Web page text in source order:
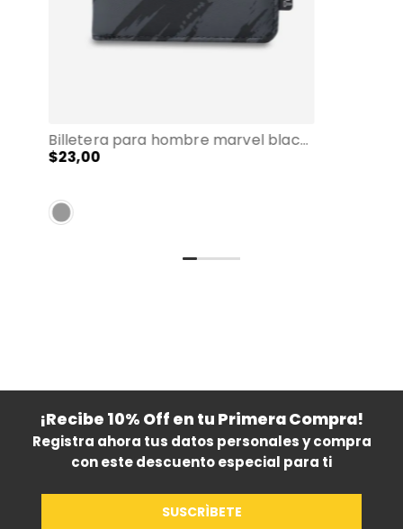
Billetera para hombre marvel black con rfid blocker negro
$23,00
¡Recibe 10% Off en tu Primera Compra!
Registra ahora tus datos personales y compra
con este descuento especial para ti
SUSCRÌBETE